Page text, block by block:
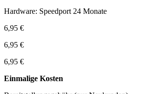
Hardware: Speedport 24 Monate
6,95 €
6,95 €
6,95 €
Einmalige Kosten